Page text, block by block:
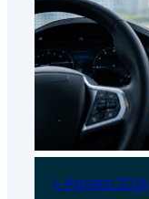
4 Agosto 2026